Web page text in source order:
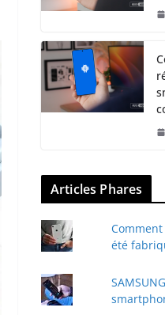
Articles Phares
été